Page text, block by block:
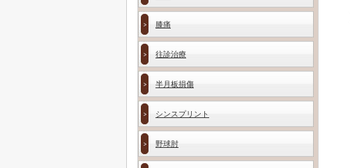
膝痛
往診治療
半月板損傷
シンスプリント
野球肘